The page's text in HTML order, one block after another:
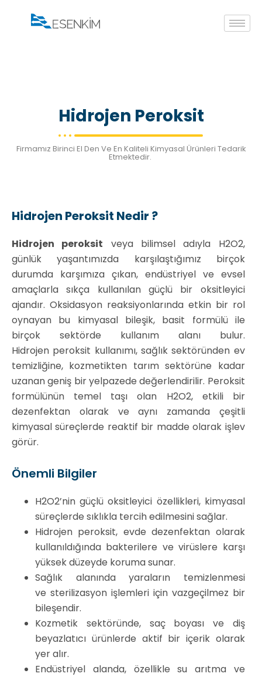
Hidrojen Peroksit
Firmamız Birinci El Den Ve En Kaliteli Kimyasal Ürünleri Tedarik
Etmektedir.
Hidrojen Peroksit Nedir ?
Hidrojen peroksit veya bilimsel adıyla H2O2,
günlük yaşantımızda karşılaştığımız birçok
durumda karşımıza çıkan, endüstriyel ve evsel
amaçlarla sıkça kullanılan güçlü bir oksitleyici
ajandır. Oksidasyon reaksiyonlarında etkin bir rol
oynayan bu kimyasal bileşik, basit formülü ile
birçok sektörde kullanım alanı bulur.
Hidrojen peroksit kullanımı, sağlık sektöründen ev
temizliğine, kozmetikten tarım sektörüne kadar
uzanan geniş bir yelpazede değerlendirilir. Peroksit
formülünün temel taşı olan H2O2, etkili bir
dezenfektan olarak ve aynı zamanda çeşitli
kimyasal süreçlerde reaktif bir madde olarak işlev
görür.
Önemli Bilgiler
H2O2’nin güçlü oksitleyici özellikleri, kimyasal
süreçlerde sıklıkla tercih edilmesini sağlar.
Hidrojen peroksit, evde dezenfektan olarak
kullanıldığında bakterilere ve virüslere karşı
yüksek düzeyde koruma sunar.
Sağlık alanında yaraların temizlenmesi
ve sterilizasyon işlemleri için vazgeçilmez bir
bileşendir.
Kozmetik sektöründe, saç boyası ve diş
beyazlatıcı ürünlerde aktif bir içerik olarak
yer alır.
Endüstriyel alanda, özellikle su arıtma ve